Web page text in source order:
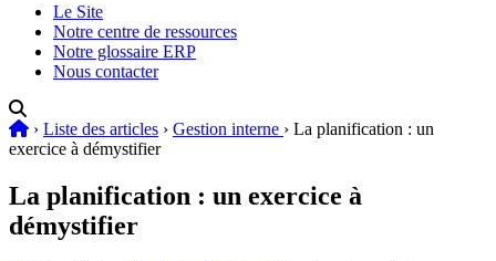
Le Site
Notre centre de ressources
Notre glossaire ERP
Nous contacter
› Liste des articles › Gestion interne › La planification : un
exercice à démystifier
La planification : un exercice à
démystifier